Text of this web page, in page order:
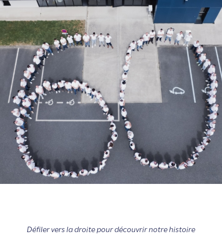
Défiler vers la droite pour découvrir notre histoire